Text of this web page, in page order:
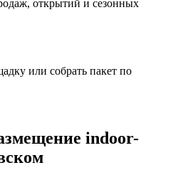
открытий и сезонных
или собрать пакет по
indoor-